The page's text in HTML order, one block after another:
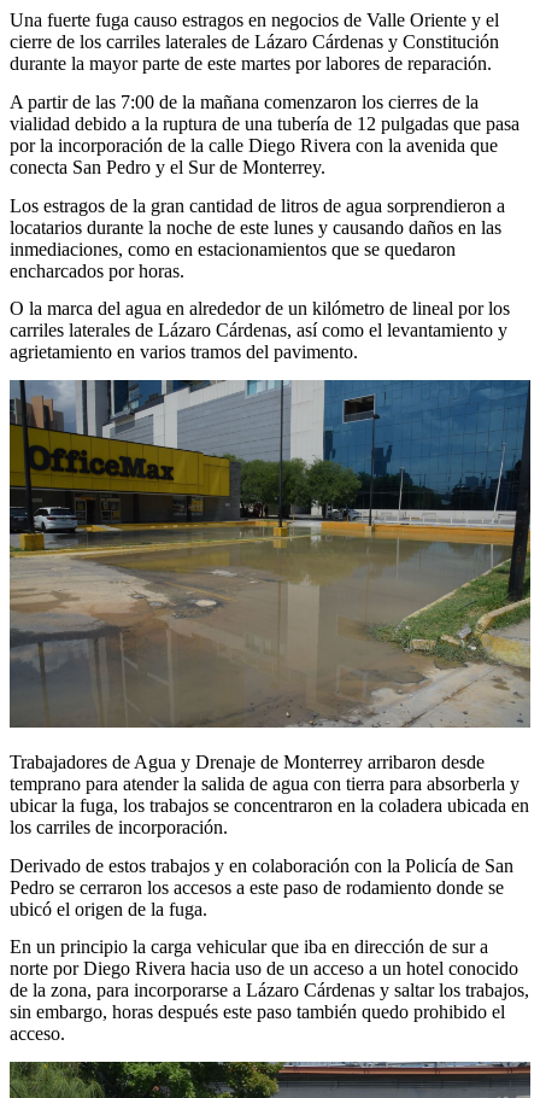
Una fuerte fuga causo estragos en negocios de Valle Oriente y el
cierre de los carriles laterales de Lázaro Cárdenas y Constitución
durante la mayor parte de este martes por labores de reparación.
A partir de las 7:00 de la mañana comenzaron los cierres de la
vialidad debido a la ruptura de una tubería de 12 pulgadas que pasa
por la incorporación de la calle Diego Rivera con la avenida que
conecta San Pedro y el Sur de Monterrey.
Los estragos de la gran cantidad de litros de agua sorprendieron a
locatarios durante la noche de este lunes y causando daños en las
inmediaciones, como en estacionamientos que se quedaron
encharcados por horas.
O la marca del agua en alrededor de un kilómetro de lineal por los
carriles laterales de Lázaro Cárdenas, así como el levantamiento y
agrietamiento en varios tramos del pavimento.
Trabajadores de Agua y Drenaje de Monterrey arribaron desde
temprano para atender la salida de agua con tierra para absorberla y
ubicar la fuga, los trabajos se concentraron en la coladera ubicada en
los carriles de incorporación.
Derivado de estos trabajos y en colaboración con la Policía de San
Pedro se cerraron los accesos a este paso de rodamiento donde se
ubicó el origen de la fuga.
En un principio la carga vehicular que iba en dirección de sur a
norte por Diego Rivera hacia uso de un acceso a un hotel conocido
de la zona, para incorporarse a Lázaro Cárdenas y saltar los trabajos,
sin embargo, horas después este paso también quedo prohibido el
acceso.